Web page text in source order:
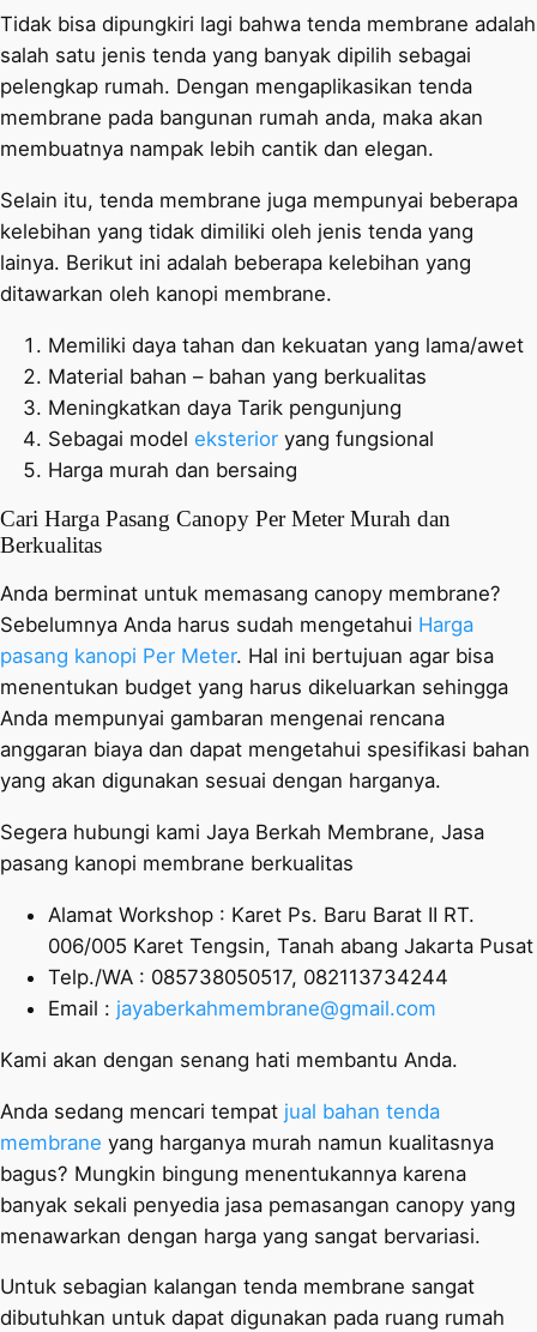
Tidak bisa dipungkiri lagi bahwa tenda membrane adalah
salah satu jenis tenda yang banyak dipilih sebagai
pelengkap rumah. Dengan mengaplikasikan tenda
membrane pada bangunan rumah anda, maka akan
membuatnya nampak lebih cantik dan elegan.
Selain itu, tenda membrane juga mempunyai beberapa
kelebihan yang tidak dimiliki oleh jenis tenda yang
lainya. Berikut ini adalah beberapa kelebihan yang
ditawarkan oleh kanopi membrane.
Memiliki daya tahan dan kekuatan yang lama/awet
Material bahan – bahan yang berkualitas
Meningkatkan daya Tarik pengunjung
Sebagai model eksterior yang fungsional
Harga murah dan bersaing
Cari Harga Pasang Canopy Per Meter Murah dan
Berkualitas
Anda berminat untuk memasang canopy membrane?
Sebelumnya Anda harus sudah mengetahui Harga
pasang kanopi Per Meter. Hal ini bertujuan agar bisa
menentukan budget yang harus dikeluarkan sehingga
Anda mempunyai gambaran mengenai rencana
anggaran biaya dan dapat mengetahui spesifikasi bahan
yang akan digunakan sesuai dengan harganya.
Segera hubungi kami Jaya Berkah Membrane, Jasa
pasang kanopi membrane berkualitas
Alamat Workshop : Karet Ps. Baru Barat II RT.
006/005 Karet Tengsin, Tanah abang Jakarta Pusat
Telp./WA : 085738050517, 082113734244
Email : jayaberkahmembrane@gmail.com
Kami akan dengan senang hati membantu Anda.
Anda sedang mencari tempat jual bahan tenda
membrane yang harganya murah namun kualitasnya
bagus? Mungkin bingung menentukannya karena
banyak sekali penyedia jasa pemasangan canopy yang
menawarkan dengan harga yang sangat bervariasi.
Untuk sebagian kalangan tenda membrane sangat
dibutuhkan untuk dapat digunakan pada ruang rumah